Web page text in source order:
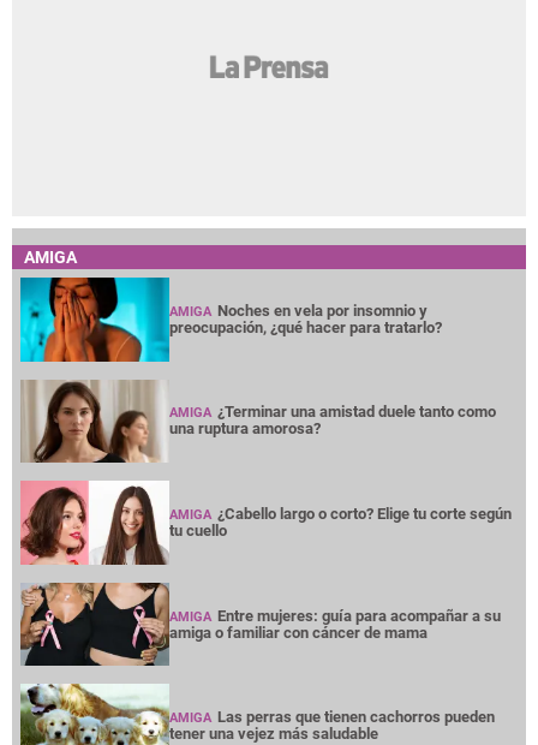
AMIGA
AMIGA Noches en vela por insomnio y
preocupación, ¿qué hacer para tratarlo?
AMIGA ¿Terminar una amistad duele tanto como
una ruptura amorosa?
AMIGA ¿Cabello largo o corto? Elige tu corte según
tu cuello
AMIGA Entre mujeres: guía para acompañar a su
amiga o familiar con cáncer de mama
AMIGA Las perras que tienen cachorros pueden
tener una vejez más saludable